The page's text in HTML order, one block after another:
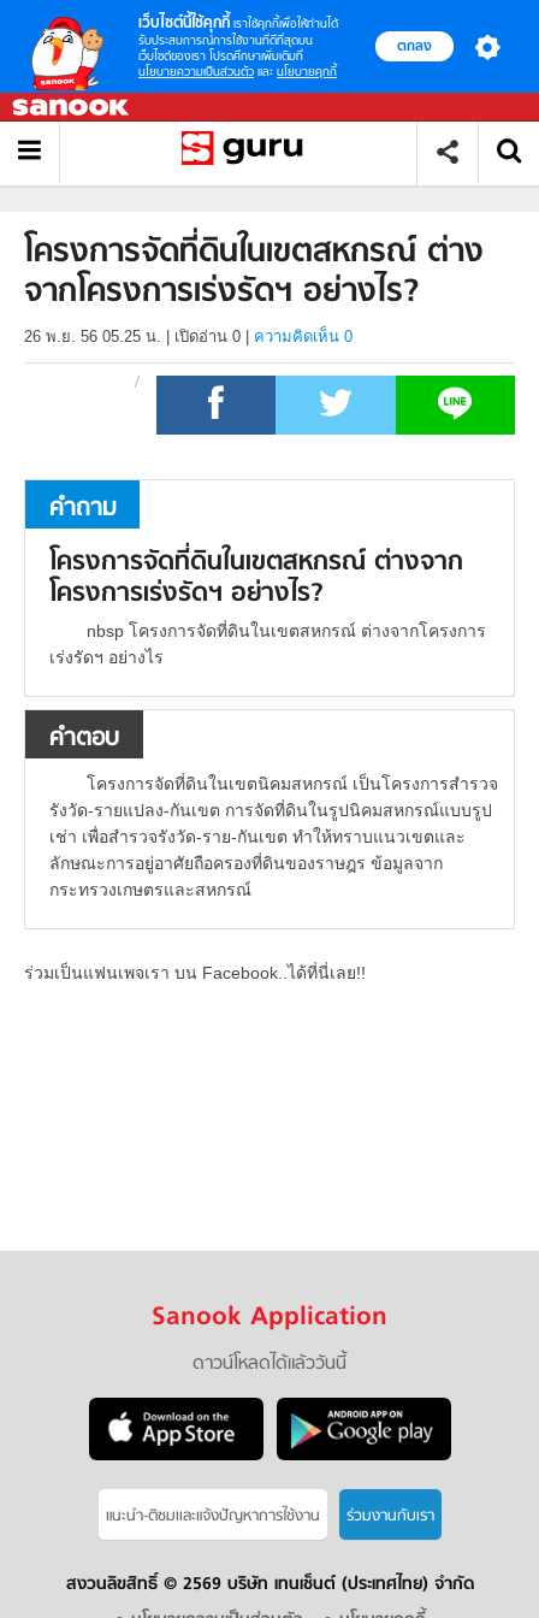
เว็บไซต์นี้ใช้คุกกี้ เราใช้คุกกี้เพื่อให้ท่านได้
รับประสบการณ์การใช้งานที่ดีที่สุดบน
เว็บไซต์ของเรา โปรดศึกษาเพิ่มเติมที่
นโยบายความเป็นส่วนตัว และ นโยบายคุกกี้
ตกลง
โครงการจัดที่ดินในเขตสหกรณ์ ต่าง
จากโครงการเร่งรัดฯ อย่างไร?
26 พ.ย. 56 05.25 น. เปิดอ่าน 0 ความคิดเห็น 0
คำถาม
โครงการจัดที่ดินในเขตสหกรณ์ ต่างจาก
โครงการเร่งรัดฯ อย่างไร?
nbsp โครงการจัดที่ดินในเขตสหกรณ์ ต่างจากโครงการ
เร่งรัดฯ อย่างไร
คำตอบ
โครงการจัดที่ดินในเขตนิคมสหกรณ์ เป็นโครงการสำรวจ
รังวัด-รายแปลง-กันเขต การจัดที่ดินในรูปนิคมสหกรณ์แบบรูป
เช่า เพื่อสำรวจรังวัด-ราย-กันเขต ทำให้ทราบแนวเขตและ
ลักษณะการอยู่อาศัยถือครองที่ดินของราษฎร ข้อมูลจาก
กระทรวงเกษตรและสหกรณ์
ร่วมเป็นแฟนเพจเรา บน Facebook..ได้ที่นี่เลย!!
Sanook Application
ดาวน์โหลดได้แล้ววันนี้
แนะนำ-ติชมเเละแจ้งปัญหาการใช้งาน ร่วมงานกับเรา
สงวนลิขสิทธิ์ © 2569 บริษัท เทนเซ็นต์ (ประเทศไทย) จำกัด